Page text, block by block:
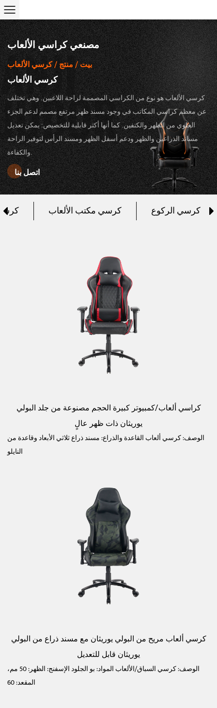
ANJI
JUDOR
مصنعي كراسي الألعاب
بيت/منتج/كرسي الألعاب
كرسي الألعاب
كرسي الألعاب هو نوع من الكراسي المصممة لراحة اللاعبين. وهي تختلف
عن معظم كراسي المكاتب في وجود مسند ظهر مرتفع مصمم لدعم الجزء
العلوي من الظهر والكتفين. كما أنها أكثر قابلية للتخصيص: يمكن تعديل
مساند الذراعين والظهر ودعم أسفل الظهر ومسند الرأس لتوفير الراحة
والكفاءة.
اتصل بنا
كرسي مكتب الألعاب كرسي الركوع
كراسي ألعاب/كمبيوتر كبيرة الحجم مصنوعة من جلد البولي
يوريثان ذات ظهر عالٍ
الوصف: كرسي ألعاب القاعدة والذراع: مسند ذراع ثلاثي الأبعاد وقاعدة من
النايلو
كرسي ألعاب مريح من البولي يوريثان مع مسند ذراع من البولي
يوريثان قابل للتعديل
الوصف: كرسي السباق/الألعاب المواد: بو الجلود الإسفنج: الظهر: 50 مم،
المقعد: 60